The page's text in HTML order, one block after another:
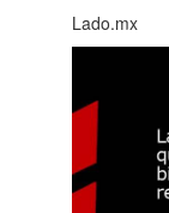
Lado.mx